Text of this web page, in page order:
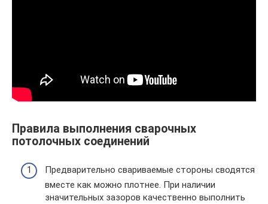
Правила выполнения сварочных
потолочных соединений
Предварительно свариваемые стороны сводятся
вместе как можно плотнее. При наличии
значительных зазоров качественно выполнить